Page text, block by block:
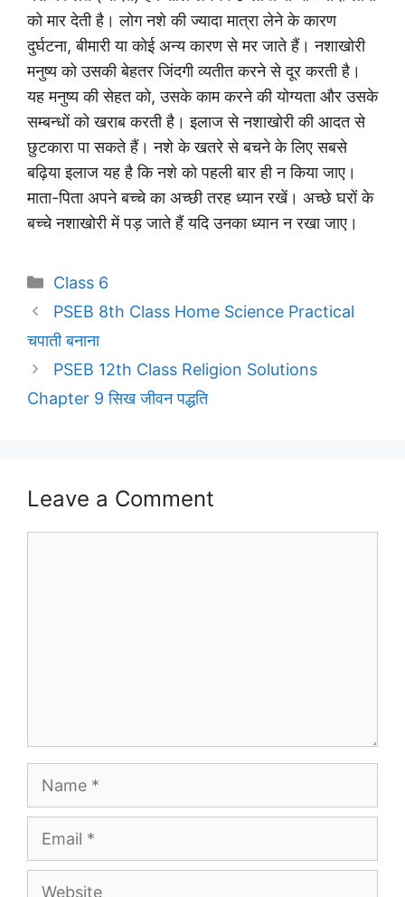
को मार देती है। लोग नशे की ज्यादा मात्रा लेने के कारण
दुर्घटना, बीमारी या कोई अन्य कारण से मर जाते हैं। नशाखोरी
मनुष्य को उसकी बेहतर जिंदगी व्यतीत करने से दूर करती है।
यह मनुष्य की सेहत को, उसके काम करने की योग्यता और उसके
सम्बन्धों को खराब करती है। इलाज से नशाखोरी की आदत से
छुटकारा पा सकते हैं। नशे के खतरे से बचने के लिए सबसे
बढ़िया इलाज यह है कि नशे को पहली बार ही न किया जाए।
माता-पिता अपने बच्चे का अच्छी तरह ध्यान रखें। अच्छे घरों के
बच्चे नशाखोरी में पड़ जाते हैं यदि उनका ध्यान न रखा जाए।
Categories
Class 6
PSEB 8th Class Home Science Practical
चपाती बनाना
PSEB 12th Class Religion Solutions
Chapter 9 सिख जीवन पद्धति
Leave a Comment
Website